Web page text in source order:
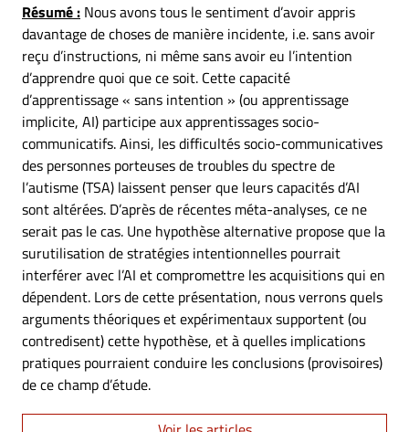
Résumé : Nous avons tous le sentiment d’avoir appris
davantage de choses de manière incidente, i.e. sans avoir
reçu d’instructions, ni même sans avoir eu l’intention
d’apprendre quoi que ce soit. Cette capacité
d’apprentissage « sans intention » (ou apprentissage
implicite, AI) participe aux apprentissages socio-
communicatifs. Ainsi, les difficultés socio-communicatives
des personnes porteuses de troubles du spectre de
l’autisme (TSA) laissent penser que leurs capacités d’AI
sont altérées. D’après de récentes méta-analyses, ce ne
serait pas le cas. Une hypothèse alternative propose que la
surutilisation de stratégies intentionnelles pourrait
interférer avec l’AI et compromettre les acquisitions qui en
dépendent. Lors de cette présentation, nous verrons quels
arguments théoriques et expérimentaux supportent (ou
contredisent) cette hypothèse, et à quelles implications
pratiques pourraient conduire les conclusions (provisoires)
de ce champ d’étude.